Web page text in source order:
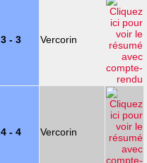
3 - 3 Vercorin
4 - 4 Vercorin